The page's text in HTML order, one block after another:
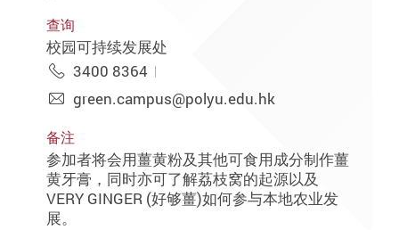
查询
校园可持续发展处
3400 8364
green.campus@polyu.edu.hk
备注
参加者将会用薑黄粉及其他可食用成分制作薑
黄牙膏，同时亦可了解荔枝窝的起源以及
VERY GINGER (好够薑)如何参与本地农业发
展。